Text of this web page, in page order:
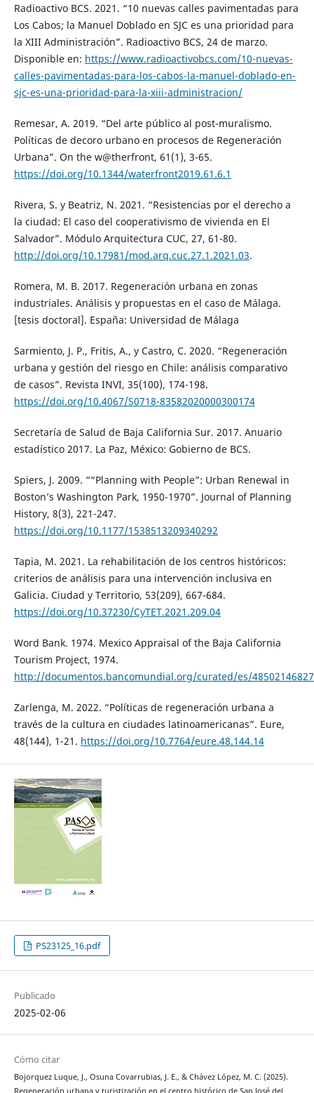
Radioactivo BCS. 2021. “10 nuevas calles pavimentadas para
Los Cabos; la Manuel Doblado en SJC es una prioridad para
la XIII Administración”. Radioactivo BCS, 24 de marzo.
Disponible en: https://www.radioactivobcs.com/10-nuevas-
calles-pavimentadas-para-los-cabos-la-manuel-doblado-en-
sjc-es-una-prioridad-para-la-xiii-administracion/
Remesar, A. 2019. “Del arte público al post-muralismo.
Políticas de decoro urbano en procesos de Regeneración
Urbana”. On the w@therfront, 61(1), 3-65.
https://doi.org/10.1344/waterfront2019.61.6.1
Rivera, S. y Beatriz, N. 2021. “Resistencias por el derecho a
la ciudad: El caso del cooperativismo de vivienda en El
Salvador”. Módulo Arquitectura CUC, 27, 61-80.
http://doi.org/10.17981/mod.arq.cuc.27.1.2021.03.
Romera, M. B. 2017. Regeneración urbana en zonas
industriales. Análisis y propuestas en el caso de Málaga.
[tesis doctoral]. España: Universidad de Málaga
Sarmiento, J. P., Fritis, A., y Castro, C. 2020. “Regeneración
urbana y gestión del riesgo en Chile: análisis comparativo
de casos”. Revista INVI, 35(100), 174-198.
https://doi.org/10.4067/S0718-83582020000300174
Secretaría de Salud de Baja California Sur. 2017. Anuario
estadístico 2017. La Paz, México: Gobierno de BCS.
Spiers, J. 2009. ““Planning with People”: Urban Renewal in
Boston’s Washington Park, 1950-1970”. Journal of Planning
History, 8(3), 221-247.
https://doi.org/10.1177/1538513209340292
Tapia, M. 2021. La rehabilitación de los centros históricos:
criterios de análisis para una intervención inclusiva en
Galicia. Ciudad y Territorio, 53(209), 667-684.
https://doi.org/10.37230/CyTET.2021.209.04
Word Bank. 1974. Mexico Appraisal of the Baja California
Tourism Project, 1974.
http://documentos.bancomundial.org/curated/es/
Zarlenga, M. 2022. “Políticas de regeneración urbana a
través de la cultura en ciudades latinoamericanas”. Eure,
48(144), 1-21. https://doi.org/10.7764/eure.48.144.14
PS23125_16.pdf
Publicado
2025-02-06
Cómo citar
Bojorquez Luque, J., Osuna Covarrubias, J. E., & Chávez López, M. C. (2025).
Regeneración urbana y turistización en el centro histórico de San José del